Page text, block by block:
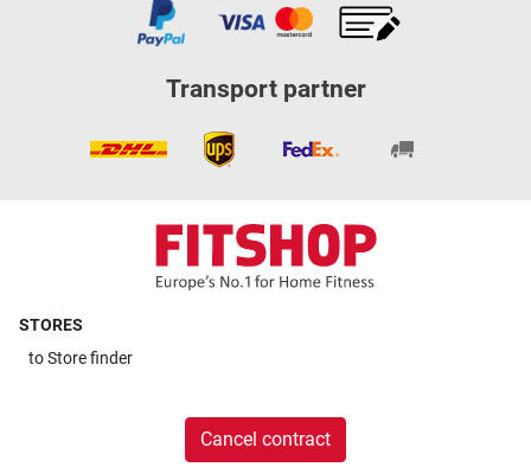
Transport partner
STORES
toStore finder
Cancel contract